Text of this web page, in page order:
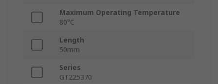
Maximum Operating Temperature
80°C
Length
50mm
Series
GT225370